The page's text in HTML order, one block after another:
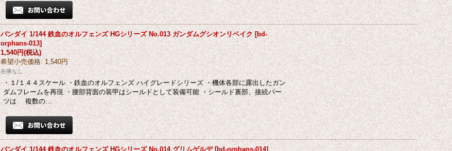
バンダイ 1/144 鉄血のオルフェンズ HGシリーズ No.013 ガンダムグシオンリベイク [bd-
orphans-013]
1,540円(税込)
希望小売価格: 1,540円
在庫なし
・１/１４４スケール ・鉄血のオルフェンズ ハイグレードシリーズ ・機体各部に露出したガン
ダムフレームを再現 ・腰部背面の装甲はシールドとして装備可能 ・シールド裏部、接続パー
ツは 複数の…
バンダイ 1/144 鉄血のオルフェンズ HGシリーズ No.014 グリムゲルデ [bd-orphans-014]